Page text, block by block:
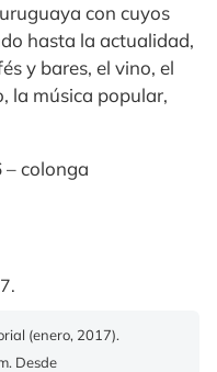
con cuyos
hasta la actualidad,
y bares, el vino, el
la música popular,
– colonga
(enero, 2017).
Desde